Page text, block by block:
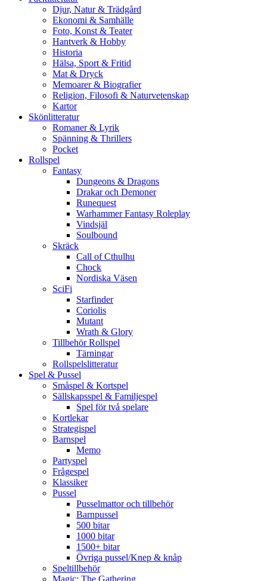
Djur, Natur & Trädgård
Ekonomi & Samhälle
Foto, Konst & Teater
Hantverk & Hobby
Historia
Hälsa, Sport & Fritid
Mat & Dryck
Memoarer & Biografier
Religion, Filosofi & Naturvetenskap
Kartor
Skönlitteratur
Romaner & Lyrik
Spänning & Thrillers
Pocket
Rollspel
Fantasy
Dungeons & Dragons
Drakar och Demoner
Runequest
Warhammer Fantasy Roleplay
Vindsjäl
Soulbound
Skräck
Call of Cthulhu
Chock
Nordiska Väsen
SciFi
Starfinder
Coriolis
Mutant
Wrath & Glory
Tillbehör Rollspel
Tärningar
Rollspelslitteratur
Spel & Pussel
Småspel & Kortspel
Sällskapsspel & Familjespel
Spel för två spelare
Kortlekar
Strategispel
Barnspel
Memo
Partyspel
Frågespel
Klassiker
Pussel
Pusselmattor och tillbehör
Barnpussel
500 bitar
1000 bitar
1500+ bitar
Övriga pussel/Knep & knåp
Speltillbehör
Magic: The Gathering